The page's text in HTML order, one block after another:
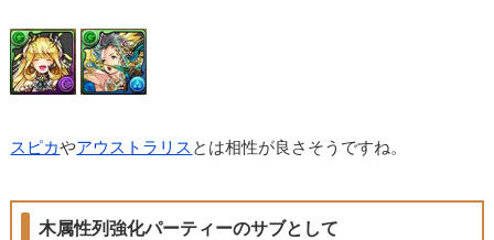
スピカやアウストラリス とは相性が良さそうですね。
木属性列強化パーティーのサブとして